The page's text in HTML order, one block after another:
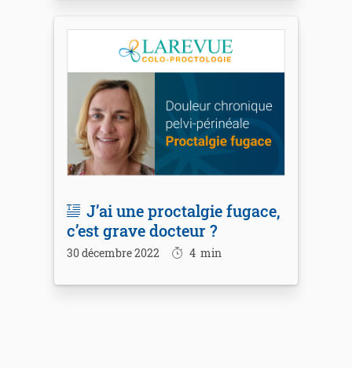
J’ai une proctalgie fugace,
c’est grave docteur ?
30 décembre 2022 4 min